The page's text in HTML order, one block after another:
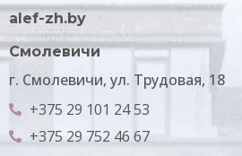
alef-zh.by
Смолевичи
г. Смолевичи, ул. Трудовая, 18
+375 29 101 24 53
+375 29 752 46 67